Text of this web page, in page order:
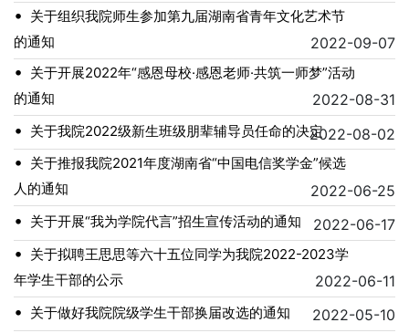
• 关于组织我院师生参加第九届湖南省青年文化艺术节
的通知
2022-09-07
• 关于开展2022年“感恩母校·感恩老师·共筑一师梦”活动
的通知
2022-08-31
• 关于我院2022级新生班级朋辈辅导员任命的决定2022-08-02
• 关于推报我院2021年度湖南省“中国电信奖学金”候选
人的通知
2022-06-25
• 关于开展“我为学院代言”招生宣传活动的通知 2022-06-17
• 关于拟聘王思思等六十五位同学为我院2022-2023学
年学生干部的公示
2022-06-11
• 关于做好我院院级学生干部换届改选的通知 2022-05-10